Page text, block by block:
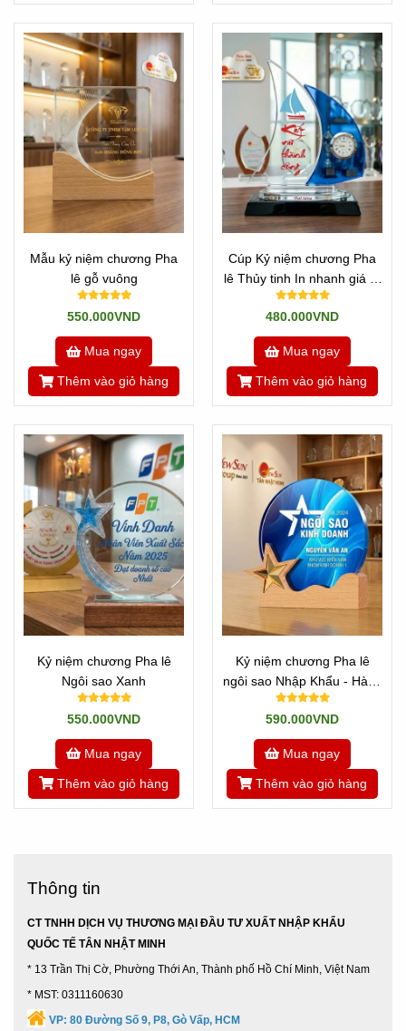
Mẫu kỷ niệm chương Pha
lê gỗ vuông
550.000VND
Mua ngay
Thêm vào giỏ hàng
Cúp Kỷ niệm chương Pha
lê Thủy tinh In nhanh giá rẻ
Mẫu Thuyền Buồm 2 cánh
480.000VND
Mua ngay
Thêm vào giỏ hàng
Kỷ niệm chương Pha lê
Ngôi sao Xanh
550.000VND
Mua ngay
Thêm vào giỏ hàng
Kỷ niệm chương Pha lê
ngôi sao Nhập Khẩu - Hàng
sẵn
590.000VND
Mua ngay
Thêm vào giỏ hàng
Thông tin
CT TNHH DỊCH VỤ THƯƠNG MẠI ĐẦU TƯ XUẤT NHẬP KHẨU
QUỐC TẾ TÂN NHẬT MINH
* 13 Trần Thị Cờ, Phường Thới An, Thành phố Hồ Chí Minh, Việt Nam
* MST: 0311160630
VP: 80 Đường Số 9, P8, Gò Vấp, HCM